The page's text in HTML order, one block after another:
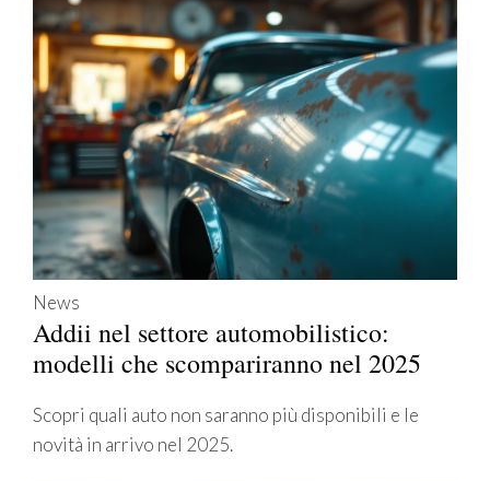
News
Addii nel settore automobilistico:
modelli che scompariranno nel 2025
Scopri quali auto non saranno più disponibili e le
novità in arrivo nel 2025.